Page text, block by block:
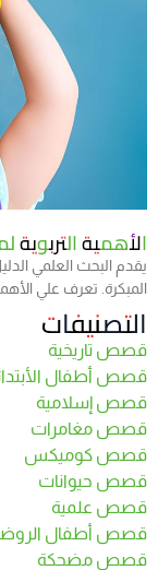
الأهمية التربوية
يقدم البحث العلمي
المبكرة. تعرف علي
التصنيفات
قصص تاريخية
قصص أطفال الأبتدائية
قصص إسلامية
قصص مغامرات
قصص كوميكس
قصص حيوانات
قصص علمية
قصص أطفال الروضة
قصص مضحكة